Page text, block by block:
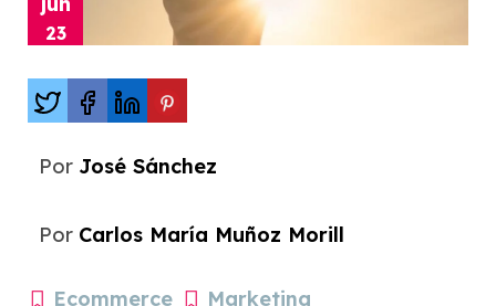
23
Por José Sánchez
Por Carlos María Muñoz Morill
Ecommerce Marketing